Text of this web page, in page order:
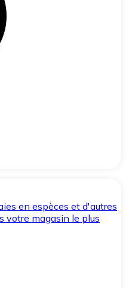
en espèces et d'autres
votre magasin le plus